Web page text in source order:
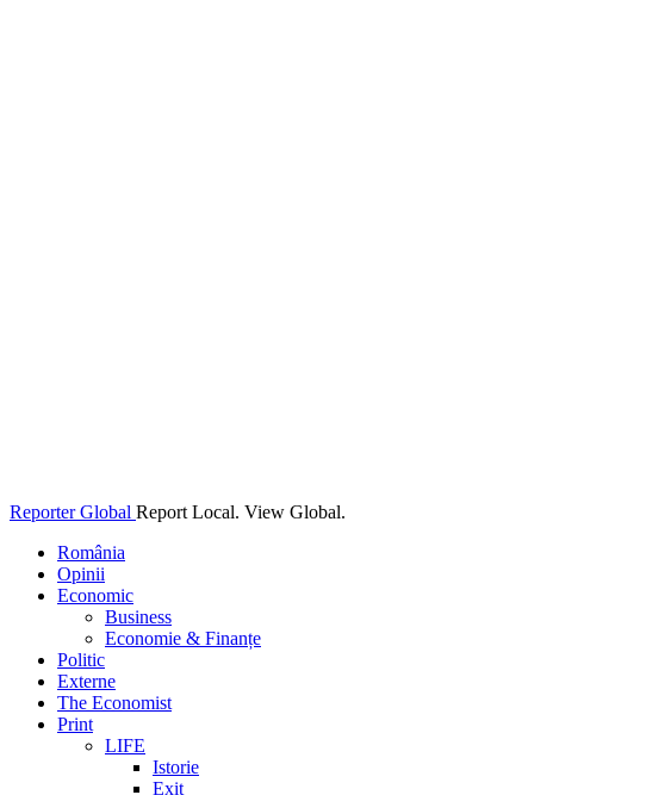
Reporter Global Report Local. View Global.
România
Opinii
Economic
Business
Economie & Finanțe
Politic
Externe
The Economist
Print
LIFE
Istorie
Exit